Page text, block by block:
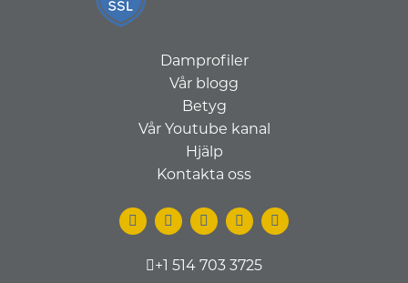
Damprofiler
Vår blogg
Betyg
Vår Youtube kanal
Hjälp
Kontakta oss
+1 514 703 3725